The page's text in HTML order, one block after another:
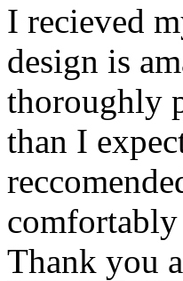
I recieved
design is
thoroughly
than I
Thank you